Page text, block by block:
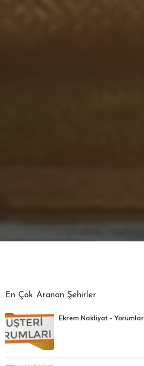
En Çok Aranan Şehirler
Ekrem Nakliyat - Yorumlar